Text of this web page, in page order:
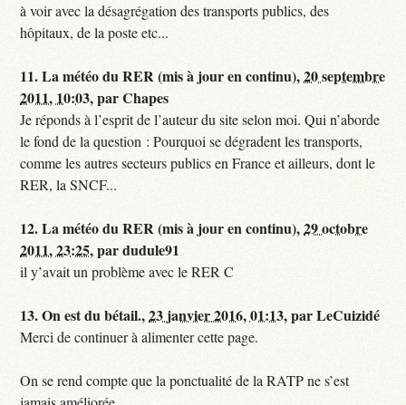
à voir avec la désagrégation des transports publics, des
hôpitaux, de la poste etc...
11.La météo du RER (mis à jour en continu),20 septembre
2011, 10:03,parChapes
Je réponds à l’esprit de l’auteur du site selon moi. Qui n’aborde
le fond de la question : Pourquoi se dégradent les transports,
comme les autres secteurs publics en France et ailleurs, dont le
RER, la SNCF...
12.La météo du RER (mis à jour en continu),29 octobre
2011, 23:25,pardudule91
il y’avait un problème avec le RER C
13.On est du bétail.,23 janvier 2016, 01:13,parLeCuizidé
Merci de continuer à alimenter cette page.
On se rend compte que la ponctualité de la RATP ne s’est